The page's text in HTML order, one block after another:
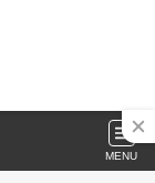
MENU